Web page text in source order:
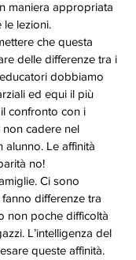
maniera appropriata
le lezioni.
che questa
delle differenze tra i
dobbiamo
ed equi il più
confronto con i
cadere nel
alunno. Le affinità
no!
Ci sono
differenze tra
non poche difficoltà
L’intelligenza del
queste affinità.